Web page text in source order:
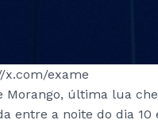
exame
Morango, última lua
entre a noite do dia 10